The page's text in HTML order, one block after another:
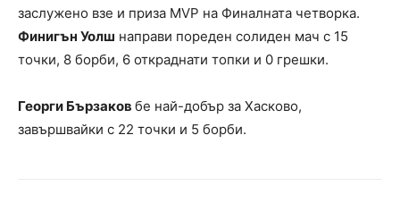
заслужено взе и приза MVP на Финалната четворка.
Финигън Уолш направи пореден солиден мач с 15
точки, 8 борби, 6 откраднати топки и 0 грешки.
Георги Бързаков бе най-добър за Хасково,
завършвайки с 22 точки и 5 борби.